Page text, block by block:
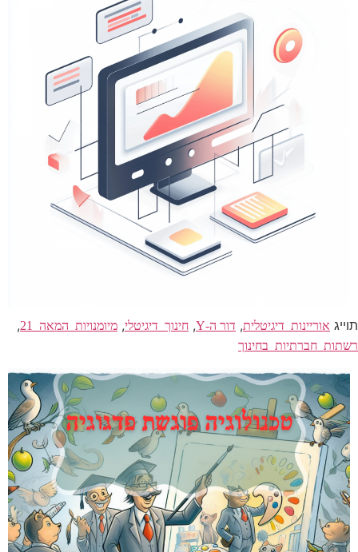
תוייג אוריינות_דיגיטלית, דור ה-Y , חינוך_דיגיטלי, מיומנויות_המאה_21 ,
רשתות_חברתיות_בחינוך